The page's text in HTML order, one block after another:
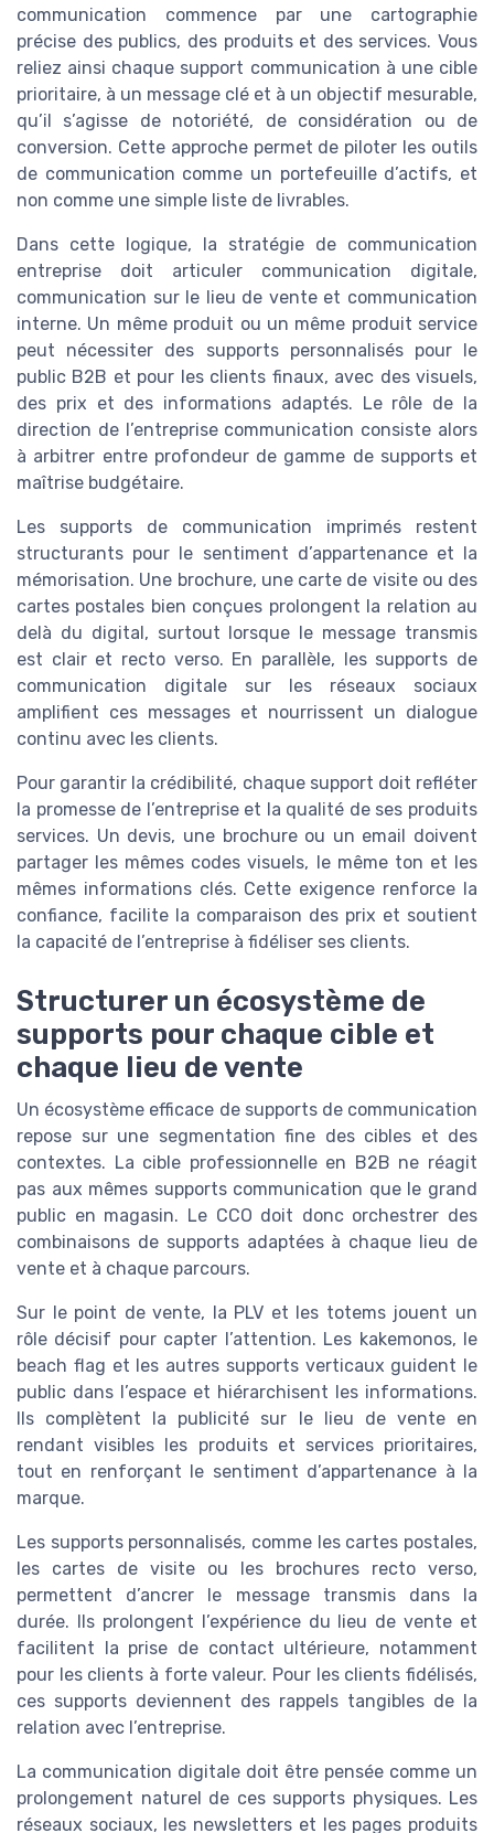
communication commence par une cartographie
précise des publics, des produits et des services. Vous
reliez ainsi chaque support communication à une cible
prioritaire, à un message clé et à un objectif mesurable,
qu’il s’agisse de notoriété, de considération ou de
conversion. Cette approche permet de piloter les outils
de communication comme un portefeuille d’actifs, et
non comme une simple liste de livrables.
Dans cette logique, la stratégie de communication
entreprise doit articuler communication digitale,
communication sur le lieu de vente et communication
interne. Un même produit ou un même produit service
peut nécessiter des supports personnalisés pour le
public B2B et pour les clients finaux, avec des visuels,
des prix et des informations adaptés. Le rôle de la
direction de l’entreprise communication consiste alors
à arbitrer entre profondeur de gamme de supports et
maîtrise budgétaire.
Les supports de communication imprimés restent
structurants pour le sentiment d’appartenance et la
mémorisation. Une brochure, une carte de visite ou des
cartes postales bien conçues prolongent la relation au
delà du digital, surtout lorsque le message transmis
est clair et recto verso. En parallèle, les supports de
communication digitale sur les réseaux sociaux
amplifient ces messages et nourrissent un dialogue
continu avec les clients.
Pour garantir la crédibilité, chaque support doit refléter
la promesse de l’entreprise et la qualité de ses produits
services. Un devis, une brochure ou un email doivent
partager les mêmes codes visuels, le même ton et les
mêmes informations clés. Cette exigence renforce la
confiance, facilite la comparaison des prix et soutient
la capacité de l’entreprise à fidéliser ses clients.
Structurer un écosystème de
supports pour chaque cible et
chaque lieu de vente
Un écosystème efficace de supports de communication
repose sur une segmentation fine des cibles et des
contextes. La cible professionnelle en B2B ne réagit
pas aux mêmes supports communication que le grand
public en magasin. Le CCO doit donc orchestrer des
combinaisons de supports adaptées à chaque lieu de
vente et à chaque parcours.
Sur le point de vente, la PLV et les totems jouent un
rôle décisif pour capter l’attention. Les kakemonos, le
beach flag et les autres supports verticaux guident le
public dans l’espace et hiérarchisent les informations.
Ils complètent la publicité sur le lieu de vente en
rendant visibles les produits et services prioritaires,
tout en renforçant le sentiment d’appartenance à la
marque.
Les supports personnalisés, comme les cartes postales,
les cartes de visite ou les brochures recto verso,
permettent d’ancrer le message transmis dans la
durée. Ils prolongent l’expérience du lieu de vente et
facilitent la prise de contact ultérieure, notamment
pour les clients à forte valeur. Pour les clients fidélisés,
ces supports deviennent des rappels tangibles de la
relation avec l’entreprise.
La communication digitale doit être pensée comme un
prolongement naturel de ces supports physiques. Les
réseaux sociaux, les newsletters et les pages produits